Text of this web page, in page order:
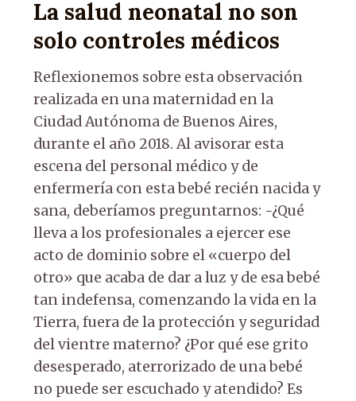
La salud neonatal no son
solo controles médicos
Reflexionemos sobre esta observación
realizada en una maternidad en la
Ciudad Autónoma de Buenos Aires,
durante el año 2018. Al avisorar esta
escena del personal médico y de
enfermería con esta bebé recién nacida y
sana, deberíamos preguntarnos: -¿Qué
lleva a los profesionales a ejercer ese
acto de dominio sobre el «cuerpo del
otro» que acaba de dar a luz y de esa bebé
tan indefensa, comenzando la vida en la
Tierra, fuera de la protección y seguridad
del vientre materno? ¿Por qué ese grito
desesperado, aterrorizado de una bebé
no puede ser escuchado y atendido? Es